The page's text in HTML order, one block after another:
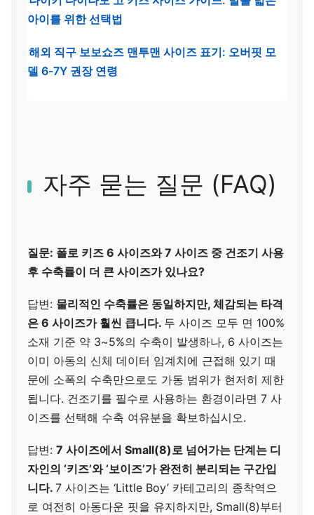
아이를 위한 선택법
해외 직구 보보쇼즈 맨투맨 사이즈 표기: 오버핏 모
델 6-7Y 권장 연령
자주 묻는 질문 (FAQ)
질문: 폴로 키즈 6 사이즈와 7 사이즈 중 건조기 사용
후 수축률이 더 큰 사이즈가 있나요?
답변: 물리적인 수축률은 동일하지만, 체감되는 타격
은 6 사이즈가 훨씬 큽니다. 두 사이즈 모두 면 100%
소재 기준 약 3~5%의 수축이 발생하나, 6 사이즈는
이미 아동의 신체 데이터 임계치에 근접해 있기 때
문에 소폭의 수축만으로도 가동 범위가 현저히 제한
됩니다. 건조기를 필수로 사용하는 환경이라면 7 사
이즈를 선택해 수축 여유분을 확보하십시오.
답변: 7 사이즈에서 Small(8)로 넘어가는 단계는 디
자인의 ‘키즈’와 ‘보이즈’가 완전히 분리되는 구간입
니다. 7 사이즈는 ‘Little Boy’ 카테고리의 종착역으
로 여전히 아동다운 핏을 유지하지만, Small(8)부터